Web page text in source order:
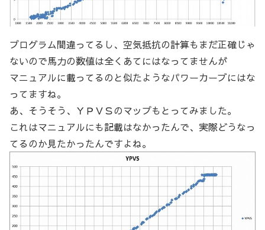
プログラム間違ってるし、空気抵抗の計算もまだ正確じゃ
ないので馬力の数値は全くあてにはなってませんが
マニュアルに載ってるのと似たようなパワーカーブにはな
ってますね。
あ、そうそう、ＹＰＶＳのマップもとってみました。
これはマニュアルにも記載はなかったんで、実際どうなっ
てるのか見たかったんですよね。